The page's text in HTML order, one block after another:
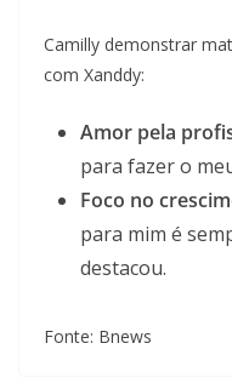
Camilly demonstrar
com Xanddy:
Amor pela
para fazer o
Foco no
para mim é
destacou.
Fonte: Bnews